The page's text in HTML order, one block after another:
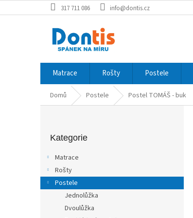
na
317 711 086 info@dontis.cz
Matrace Rošty Postele
Domů Postele Postel TOMÁŠ - buk
n
kategorie
Kategorie
Matrace
Rošty
Postele
Jednolůžka
Dvoulůžka